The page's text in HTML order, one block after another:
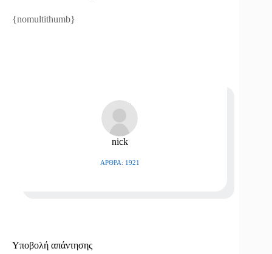
{nomultithumb}
nick
ΆΡΘΡΑ: 1921
Υποβολή απάντησης